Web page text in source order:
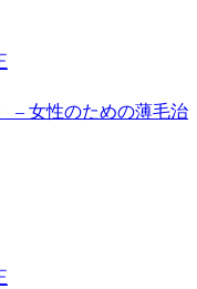
– 女性のための薄毛治